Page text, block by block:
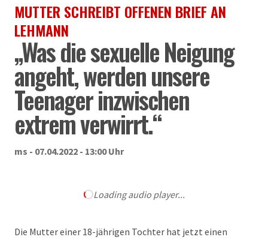
MUTTER SCHREIBT OFFENEN BRIEF AN
LEHMANN
„Was die sexuelle Neigung
angeht, werden unsere
Teenager inzwischen
extrem verwirrt.“
ms - 07.04.2022 - 13:00 Uhr
Loading audio player...
Die Mutter einer 18-jährigen Tochter hat jetzt einen